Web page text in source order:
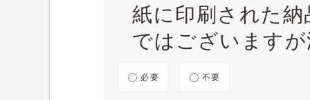
紙に印刷された
ではございます
必要 不要